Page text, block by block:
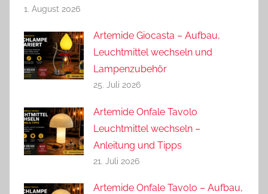
1. August 2026
Artemide Giocasta – Aufbau,
Leuchtmittel wechseln und
Lampenzubehör
25. Juli 2026
Artemide Onfale Tavolo
Leuchtmittel wechseln –
Anleitung und Tipps
21. Juli 2026
Artemide Onfale Tavolo – Aufbau,